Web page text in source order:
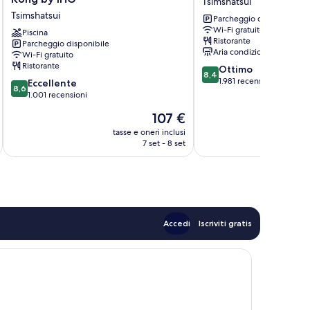
Golden
Mile
Hong
Kong
by
IHG
Tsimshatsui
Tsimshatsui
Piscina
Parcheggio disponibile
Wi-Fi gratuito
Ristorante
8.6
su
8,6 Eccellente
1.001 recensioni
Il
prezzo
attuale
107 €
tasse e oneri inclusi
7 set - 8 set
International
Tsimshatsui
Parcheggio disponibile
Wi-Fi gratuito
Ristorante
Aria condizionata
8.4
su
8,4 Ottimo
1.981 recensioni
Accedi Iscriviti gratis